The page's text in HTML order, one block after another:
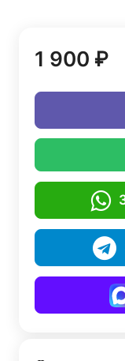
1 900 ₽